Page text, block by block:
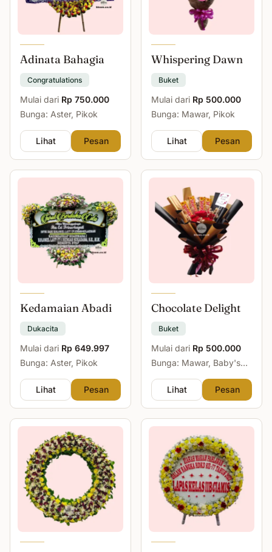
Adinata Bahagia
Congratulations
Mulai dari Rp 750.000
Bunga: Aster, Pikok
Lihat Pesan
Whispering Dawn
Buket
Mulai dari Rp 500.000
Bunga: Mawar, Pikok
Lihat Pesan
Kedamaian Abadi
Dukacita
Mulai dari Rp 649.997
Bunga: Aster, Pikok
Lihat Pesan
Chocolate Delight
Buket
Mulai dari Rp 500.000
Bunga: Mawar, Baby's
Lihat
Pesan